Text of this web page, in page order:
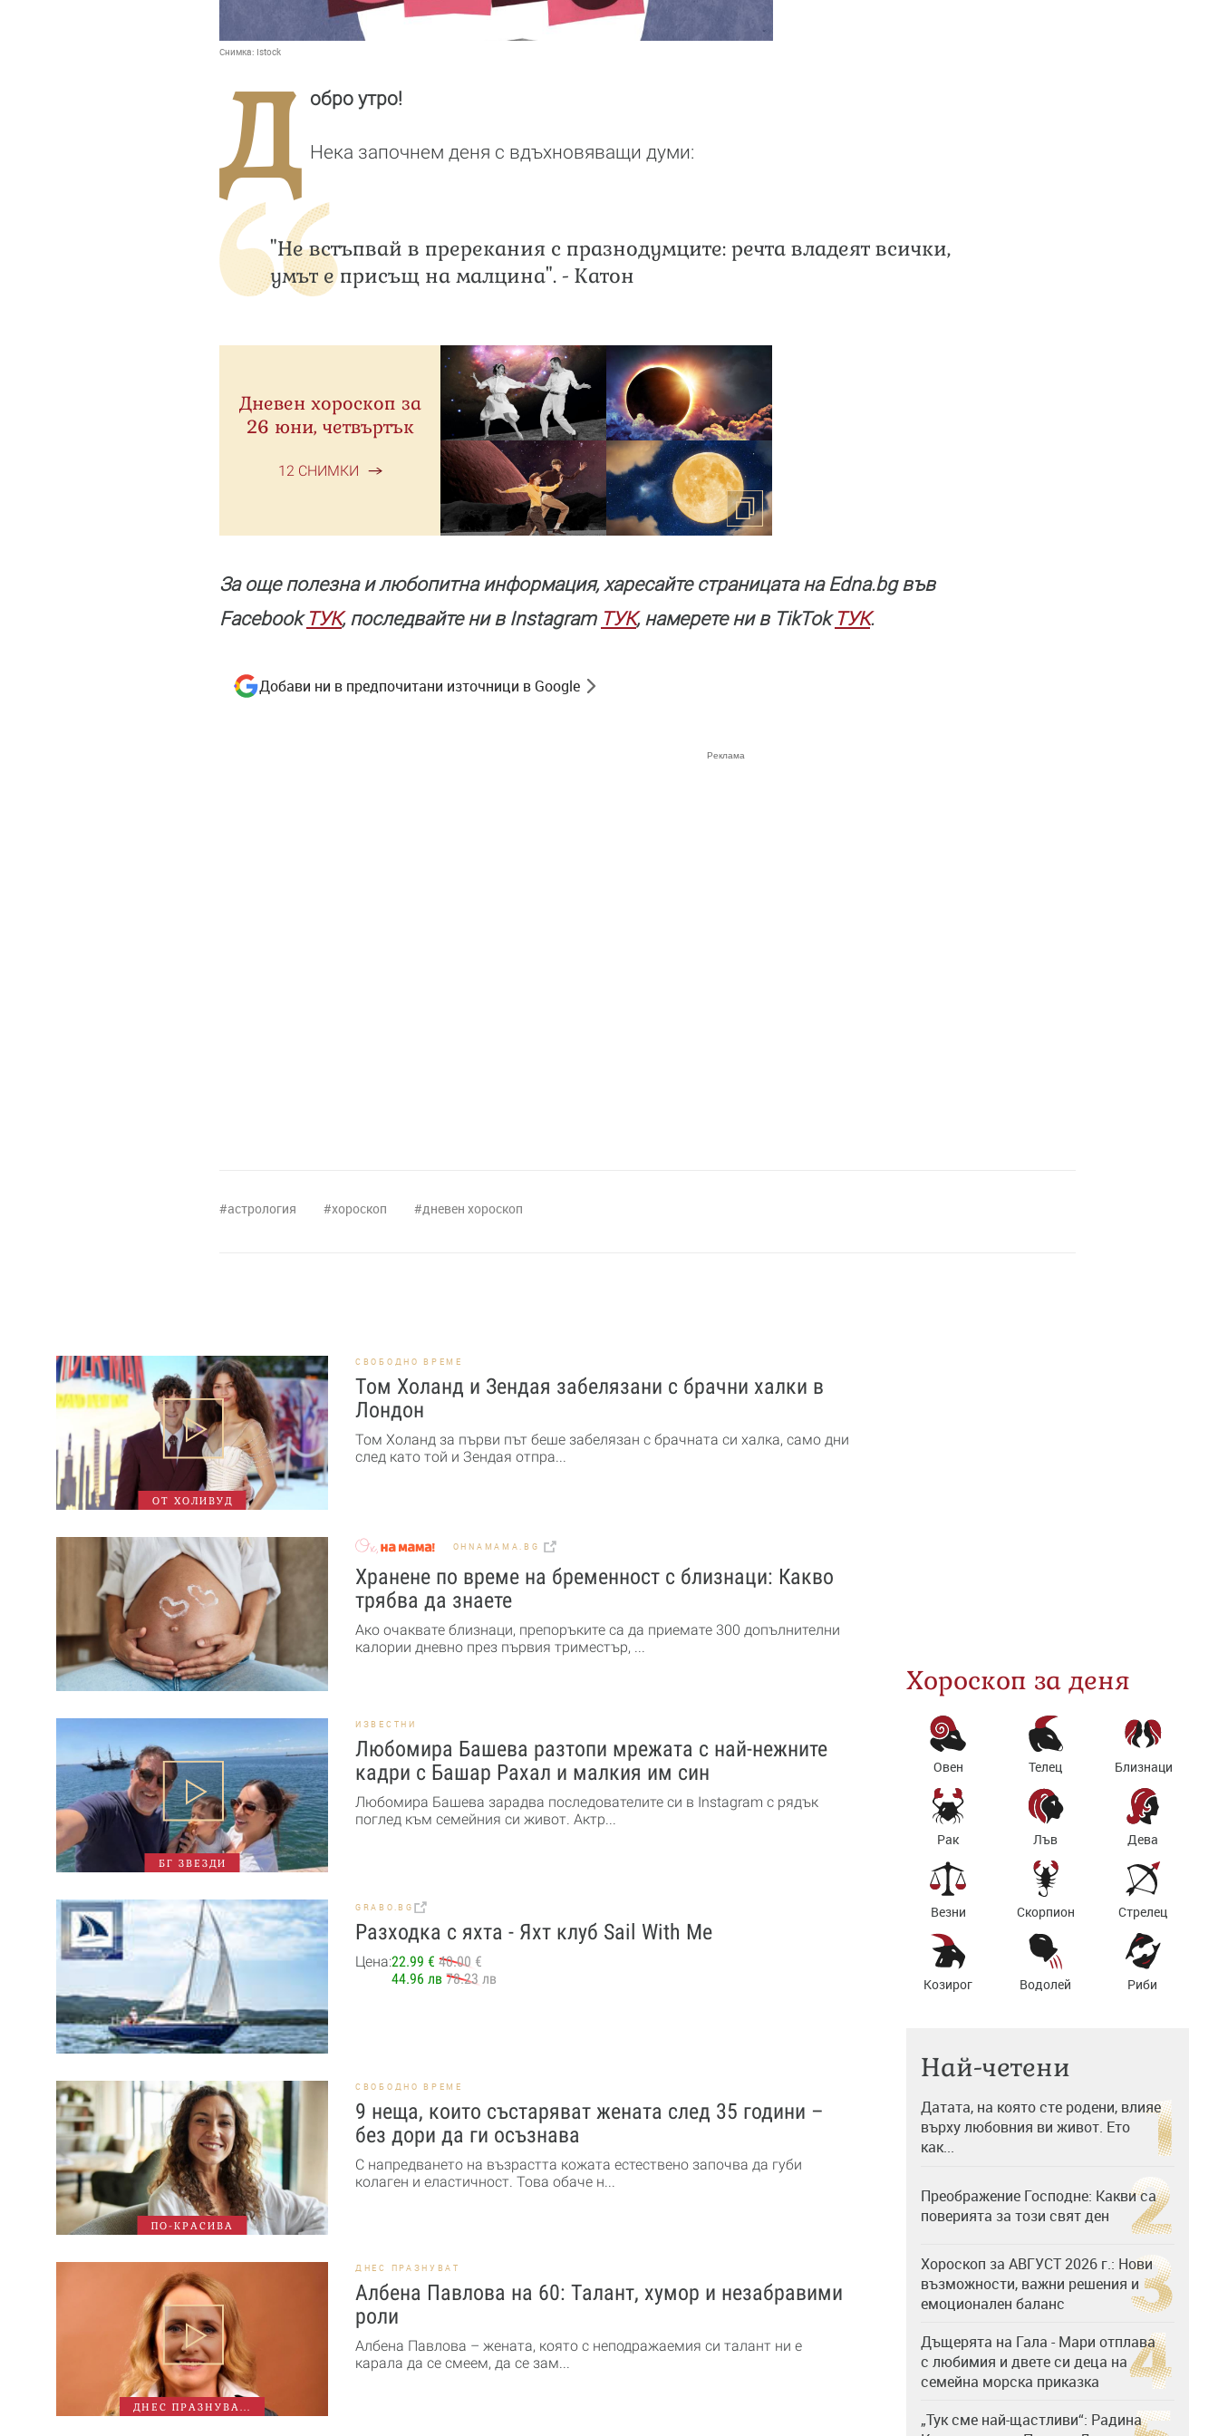
Снимка: Istock
Д обро утро!
Нека започнем деня с вдъхновяващи думи:
"Не встъпвай в пререкания с празнодумците: речта владеят всички,
умът е присъщ на малцина". - Катон
Дневен хороскоп за
26 юни, четвъртък
12 СНИМКИ
За още полезнa и любопитна информация, харесайте страницата нa Edna.bg във
Facebook ТУК, последвайте ни в Instagram ТУК, намерете ни в TikTok ТУК.
Добави ни в предпочитани източници в Google
астрология хороскоп дневен хороскоп
ОТ ХОЛИВУД
СВОБОДНО ВРЕМЕ
Том Холанд и Зендая забелязани с брачни халки в
Лондон
Том Холанд за първи път беше забелязан с брачната си халка, само дни
след като той и Зендая отпра...
OHNAMAMA.BG
Хранене по време на бременност с близнаци: Какво
трябва да знаете
Ако очаквате близнаци, препоръките са да приемате 300 допълнителни
калории дневно през първия триместър, ...
БГ ЗВЕЗДИ
ИЗВЕСТНИ
Любомира Башева разтопи мрежата с най-нежните
кадри с Башар Рахал и малкия им син
Любомира Башева зарадва последователите си в Instagram с рядък
поглед към семейния си живот. Актр...
GRABO.BG
Разходка с яхта - Яхт клуб Sail With Me
Цена:22.99 € 40.00 €
44.96 лв 78.23 лв
ПО-КРАСИВА
СВОБОДНО ВРЕМЕ
9 неща, които състаряват жената след 35 години –
без дори да ги осъзнава
С напредването на възрастта кожата естествено започва да губи
колаген и еластичност. Това обаче н...
ДНЕС ПРАЗНУВА...
ДНЕС ПРАЗНУВАТ
Албена Павлова на 60: Талант, хумор и незабравими
роли
Албена Павлова – жената, която с неподражаемия си талант ни е
карала да се смеем, да се зам...
Хороскоп за деня
Овен Телец Близнаци
Рак Лъв Дева
Везни Скорпион Стрелец
Козирог Водолей Риби
Най-четени
Датата, на която сте родени, влияе
върху любовния ви живот. Ето
как...
Преображение Господне: Какви са
поверията за този свят ден
Хороскоп за АВГУСТ 2026 г.: Нови
възможности, важни решения и
емоционален баланс
Дъщерята на Гала - Мари отплава
с любимия и двете си деца на
семейна морска приказка
„Тук сме най-щастливи“: Радина